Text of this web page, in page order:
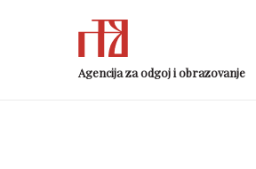
Agencija za odgoj i obrazovanje